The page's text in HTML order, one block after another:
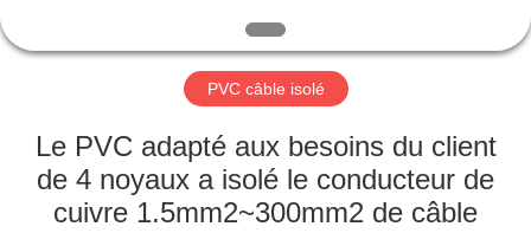
AU
SUJET
NOUS
VISITE
PVC câble isolé
Le PVC adapté aux besoins du client
de 4 noyaux a isolé le conducteur de
cuivre 1.5mm2~300mm2 de câble